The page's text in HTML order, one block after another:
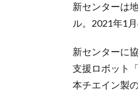
新センターは
ル。2021年1
新センターに
支援ロボット
本チエイン製